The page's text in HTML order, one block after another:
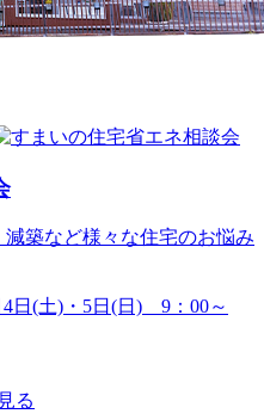
築など様々な住宅のお悩み
4日(土)・5日(日) 9：00～
る